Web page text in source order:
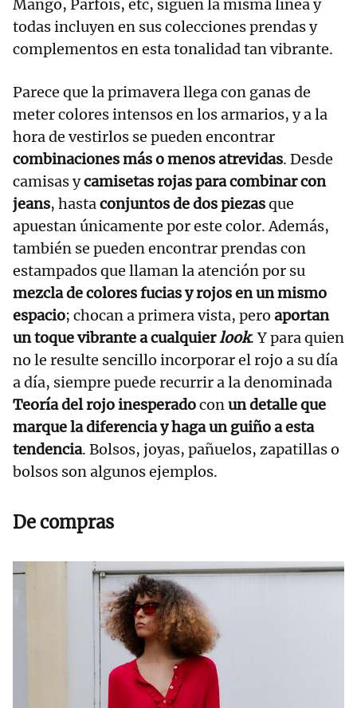
Mango, Parfois, etc, siguen la misma línea y
todas incluyen en sus colecciones prendas y
complementos en esta tonalidad tan vibrante.
Parece que la primavera llega con ganas de
meter colores intensos en los armarios, y a la
hora de vestirlos se pueden encontrar
combinaciones más o menos atrevidas. Desde
camisas ycamisetas rojas para combinar con
jeans, hastaconjuntos de dos piezasque
apuestan únicamente por este color. Además,
también se pueden encontrar prendas con
estampados que llaman la atención por su
mezcla de colores fucias y rojos en un mismo
espacio; chocan a primera vista, pero aportan
un toque vibrante a cualquierlook. Y para quien
no le resulte sencillo incorporar el rojo a su día
a día, siempre puede recurrir a la denominada
Teoría del rojo inesperadoconun detalle que
marque la diferencia y haga un guiño a esta
tendencia. Bolsos, joyas, pañuelos, zapatillas o
bolsos son algunos ejemplos.
De compras